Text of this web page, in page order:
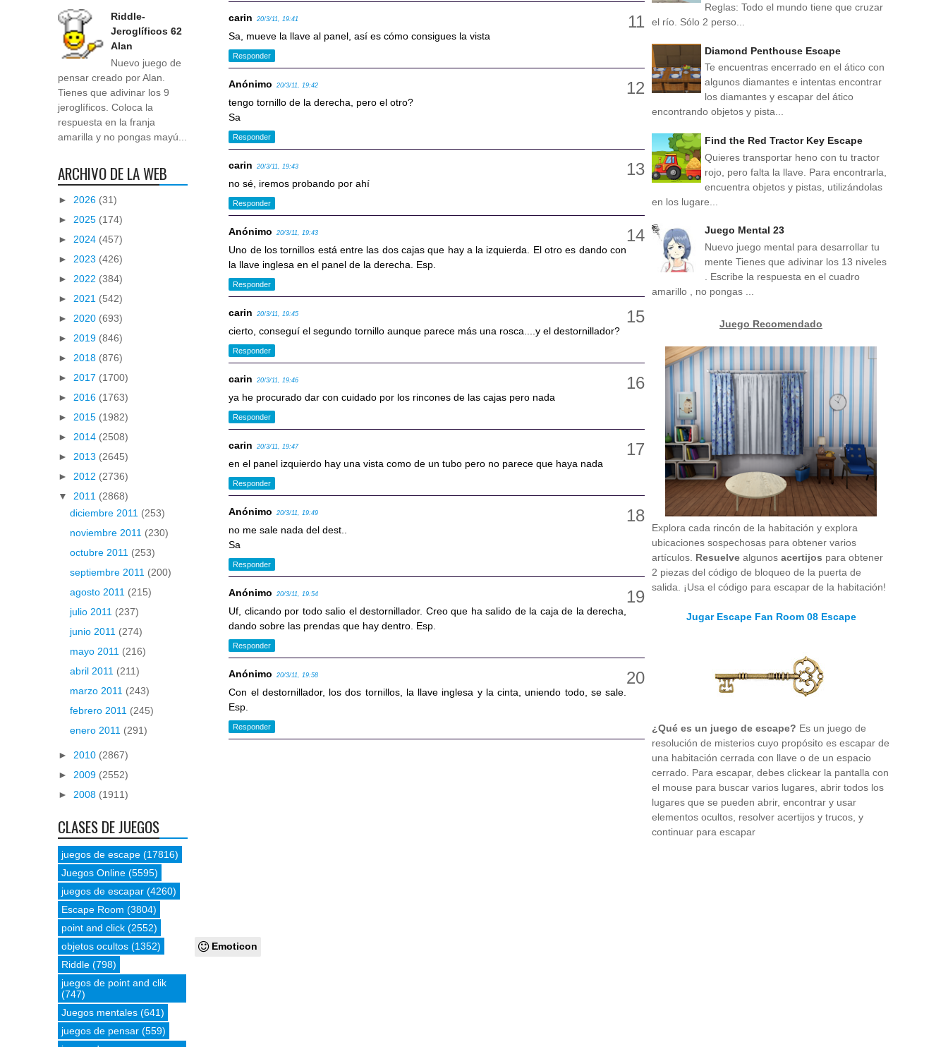
carin 20/3/11, 19:41
Sa, mueve la llave al panel, así es cómo consigues la vista
Responder
Anónimo 20/3/11, 19:42
tengo tornillo de la derecha, pero el otro?
Sa
Responder
carin 20/3/11, 19:43
no sé, iremos probando por ahí
Responder
Anónimo 20/3/11, 19:43
Uno de los tornillos está entre las dos cajas que hay a la izquierda. El otro es dando con
la llave inglesa en el panel de la derecha. Esp.
Responder
carin 20/3/11, 19:45
cierto, conseguí el segundo tornillo aunque parece más una rosca....y el destornillador?
Responder
carin 20/3/11, 19:46
ya he procurado dar con cuidado por los rincones de las cajas pero nada
Responder
carin 20/3/11, 19:47
en el panel izquierdo hay una vista como de un tubo pero no parece que haya nada
Responder
Anónimo 20/3/11, 19:49
no me sale nada del dest..
Sa
Responder
Anónimo 20/3/11, 19:54
Uf, clicando por todo salio el destornillador. Creo que ha salido de la caja de la derecha,
dando sobre las prendas que hay dentro. Esp.
Responder
Anónimo 20/3/11, 19:58
Con el destornillador, los dos tornillos, la llave inglesa y la cinta, uniendo todo, se sale.
Esp.
Responder
Emoticon
Riddle-
Jeroglíficos 62
Alan
Nuevo juego de
pensar creado por Alan.
Tienes que adivinar los 9
jeroglíficos. Coloca la
respuesta en la franja
amarilla y no pongas mayú...
ARCHIVO DE LA WEB
► 2026 (31)
► 2025 (174)
► 2024 (457)
► 2023 (426)
► 2022 (384)
► 2021 (542)
► 2020 (693)
► 2019 (846)
► 2018 (876)
► 2017 (1700)
► 2016 (1763)
► 2015 (1982)
► 2014 (2508)
► 2013 (2645)
► 2012 (2736)
▼ 2011 (2868)
diciembre 2011 (253)
noviembre 2011 (230)
octubre 2011 (253)
septiembre 2011 (200)
agosto 2011 (215)
julio 2011 (237)
junio 2011 (274)
mayo 2011 (216)
abril 2011 (211)
marzo 2011 (243)
febrero 2011 (245)
enero 2011 (291)
► 2010 (2867)
► 2009 (2552)
► 2008 (1911)
CLASES DE JUEGOS
juegos de escape (17816)
Juegos Online (5595)
juegos de escapar (4260)
Escape Room (3804)
point and click (2552)
objetos ocultos (1352)
Riddle (798)
juegos de point and clik
(747)
Juegos mentales (641)
juegos de pensar (559)
Reglas: Todo el mundo tiene que cruzar
el río. Sólo 2 perso...
Diamond Penthouse Escape
Te encuentras encerrado en el ático con
algunos diamantes e intentas encontrar
los diamantes y escapar del ático
encontrando objetos y pista...
Find the Red Tractor Key Escape
Quieres transportar heno con tu tractor
rojo, pero falta la llave. Para encontrarla,
encuentra objetos y pistas, utilizándolas
en los lugare...
Juego Mental 23
Nuevo juego mental para desarrollar tu
mente Tienes que adivinar los 13 niveles
. Escribe la respuesta en el cuadro
amarillo , no pongas ...
Juego Recomendado
Explora cada rincón de la habitación y explora
ubicaciones sospechosas para obtener varios
artículos. Resuelve algunos acertijos para obtener
2 piezas del código de bloqueo de la puerta de
salida. ¡Usa el código para escapar de la habitación!
Jugar Escape Fan Room 08 Escape
¿Qué es un juego de escape? Es un juego de
resolución de misterios cuyo propósito es escapar de
una habitación cerrada con llave o de un espacio
cerrado. Para escapar, debes clickear la pantalla con
el mouse para buscar varios lugares, abrir todos los
lugares que se pueden abrir, encontrar y usar
elementos ocultos, resolver acertijos y trucos, y
continuar para escapar